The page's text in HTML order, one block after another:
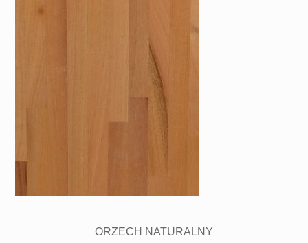
ORZECH NATURALNY